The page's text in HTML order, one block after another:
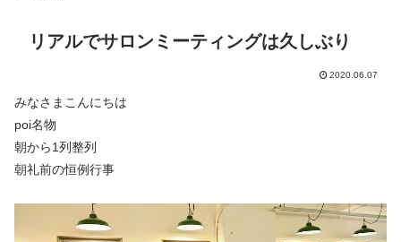
リアルでサロンミーティングは久しぶり
2020.06.07
みなさまこんにちは
poi名物
朝から1列整列
朝礼前の恒例行事